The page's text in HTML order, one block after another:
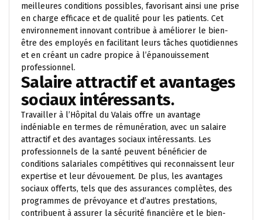
meilleures conditions possibles, favorisant ainsi une prise
en charge efficace et de qualité pour les patients. Cet
environnement innovant contribue à améliorer le bien-
être des employés en facilitant leurs tâches quotidiennes
et en créant un cadre propice à l’épanouissement
professionnel.
Salaire attractif et avantages
sociaux intéressants.
Travailler à l’Hôpital du Valais offre un avantage
indéniable en termes de rémunération, avec un salaire
attractif et des avantages sociaux intéressants. Les
professionnels de la santé peuvent bénéficier de
conditions salariales compétitives qui reconnaissent leur
expertise et leur dévouement. De plus, les avantages
sociaux offerts, tels que des assurances complètes, des
programmes de prévoyance et d’autres prestations,
contribuent à assurer la sécurité financière et le bien-